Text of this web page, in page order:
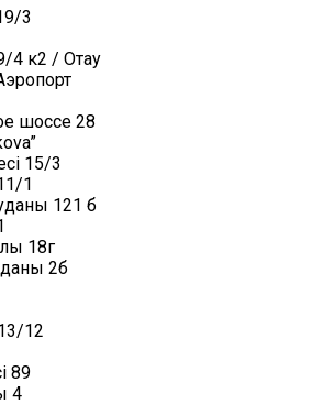
3
4 к2 / Отау
шоссе 28
15/3
1
121 б
18г
2б
12
89
4